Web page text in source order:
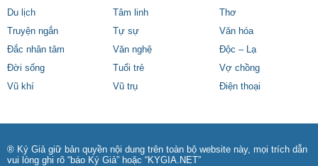
Du lịch
Tâm linh
Thơ
Truyện ngắn
Tự sự
Văn hóa
Đắc nhân tâm
Văn nghệ
Độc – Lạ
Đời sống
Tuổi trẻ
Vợ chồng
Vũ khí
Vũ trụ Điện thoại
® Ký Giả giữ bản quyền nội dung trên toàn bộ website này, mọi trích dẫn
vui lòng ghi rõ “báo Ký Giả” hoặc “KYGIA.NET”